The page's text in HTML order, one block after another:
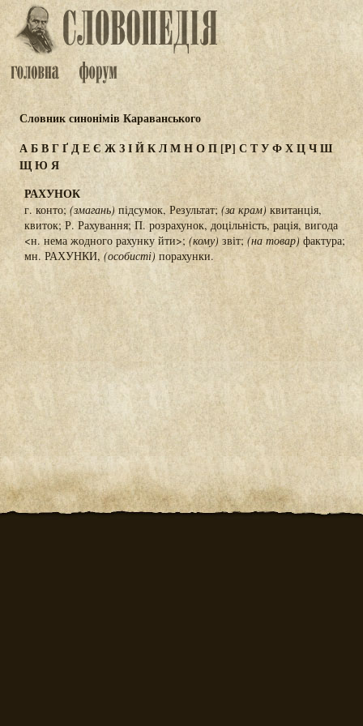
Словник синонімів Караванського
АБВГҐДЕЄ ЖЗІЙКЛМНОП[Р] С ТУФХЦЧШ
ЩЮ Я
РАХУНОК
г. конто;(змагань)підсумок, Результат; (за крам) квитанція,
квиток; Р. Рахування; П. розрахунок, доцільність, рація, вигода
<н. нема жодного рахунку йти>; (кому) звіт; (на товар) фактура;
мн. РАХУНКИ,(особисті) порахунки.